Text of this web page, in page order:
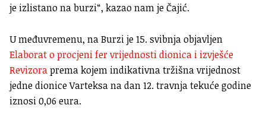
je izlistano na burzi“, kazao nam je Čajić.
U međuvremenu, na Burzi je 15. svibnja objavljen
Elaborat o procjeni fer vrijednosti dionica i izvješće
Revizoraprema kojem indikativna tržišna vrijednost
jedne dionice Varteksa na dan 12. travnja tekuće godine
iznosi 0,06 eura.